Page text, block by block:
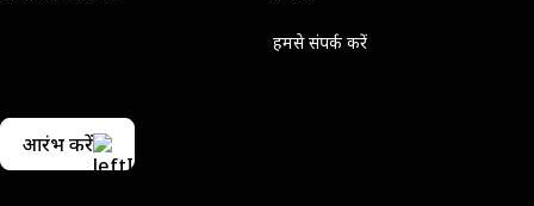
हमसे संपर्क करें
आरंभ करें